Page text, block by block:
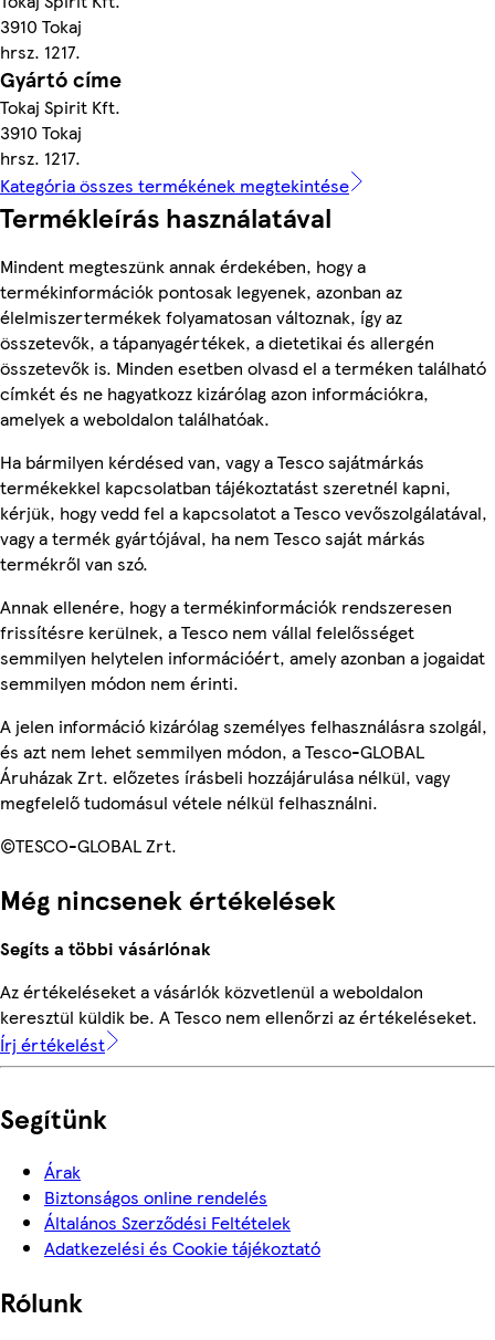
3910 Tokaj
hrsz. 1217.
Gyártó címe
Tokaj Spirit Kft.
3910 Tokaj
hrsz. 1217.
Kategória összes termékének megtekintése
Termékleírás használatával
Mindent megteszünk annak érdekében, hogy a
termékinformációk pontosak legyenek, azonban az
élelmiszertermékek folyamatosan változnak, így az
összetevők, a tápanyagértékek, a dietetikai és allergén
összetevők is. Minden esetben olvasd el a terméken található
címkét és ne hagyatkozz kizárólag azon információkra,
amelyek a weboldalon találhatóak.
Ha bármilyen kérdésed van, vagy a Tesco sajátmárkás
termékekkel kapcsolatban tájékoztatást szeretnél kapni,
kérjük, hogy vedd fel a kapcsolatot a Tesco vevőszolgálatával,
vagy a termék gyártójával, ha nem Tesco saját márkás
termékről van szó.
Annak ellenére, hogy a termékinformációk rendszeresen
frissítésre kerülnek, a Tesco nem vállal felelősséget
semmilyen helytelen információért, amely azonban a jogaidat
semmilyen módon nem érinti.
A jelen információ kizárólag személyes felhasználásra szolgál,
és azt nem lehet semmilyen módon, a Tesco-GLOBAL
Áruházak Zrt. előzetes írásbeli hozzájárulása nélkül, vagy
megfelelő tudomásul vétele nélkül felhasználni.
©TESCO-GLOBAL Zrt.
Még nincsenek értékelések
Segíts a többi vásárlónak
Az értékeléseket a vásárlók közvetlenül a weboldalon
keresztül küldik be. A Tesco nem ellenőrzi az értékeléseket.
Írj értékelést
Segítünk
Árak
Biztonságos online rendelés
Általános Szerződési Feltételek
Adatkezelési és Cookie tájékoztató
Rólunk